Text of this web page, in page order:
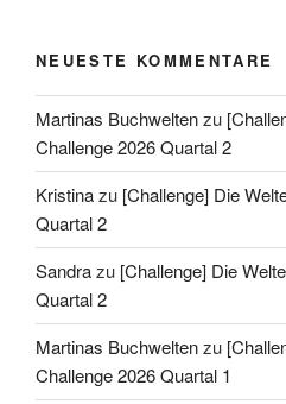
NEUESTE KOMMENTARE
Martinas Buchweltenzu
Challenge 2026 Quartal 2
Kristinazu [Challenge] Die
Quartal 2
Sandrazu [Challenge] Die
Quartal 2
Martinas Buchweltenzu
Challenge 2026 Quartal 1